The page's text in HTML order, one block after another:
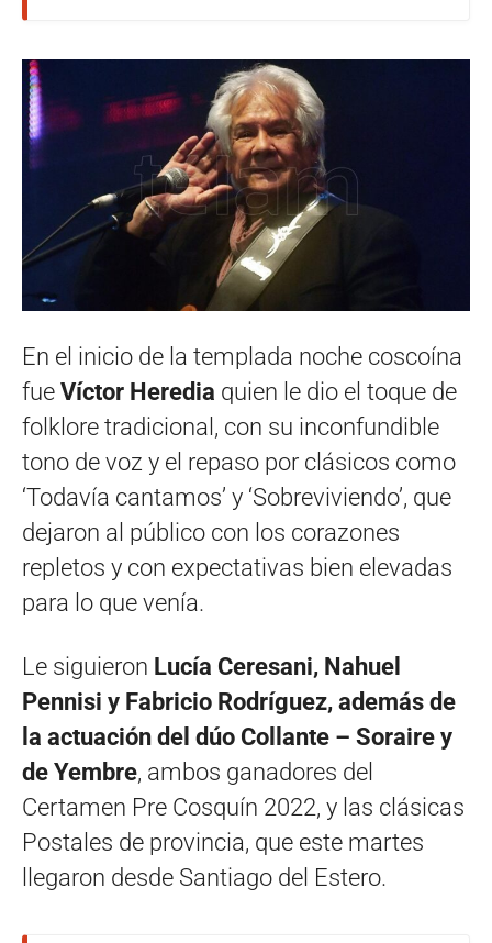
En el inicio de la templada noche coscoína
fue Víctor Heredia quien le dio el toque de
folklore tradicional, con su inconfundible
tono de voz y el repaso por clásicos como
‘Todavía cantamos’ y ‘Sobreviviendo’, que
dejaron al público con los corazones
repletos y con expectativas bien elevadas
para lo que venía.
Le siguieron Lucía Ceresani, Nahuel
Pennisi y Fabricio Rodríguez, además de
la actuación del dúo Collante – Soraire y
de Yembre, ambos ganadores del
Certamen Pre Cosquín 2022, y las clásicas
Postales de provincia, que este martes
llegaron desde Santiago del Estero.